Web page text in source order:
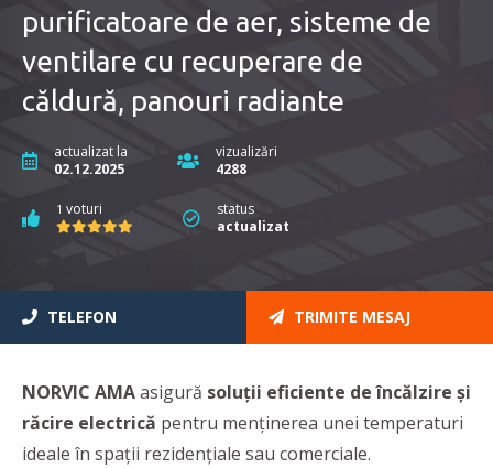
purificatoare de aer, sisteme de
ventilare cu recuperare de
căldură, panouri radiante
actualizat la
02.12.2025
vizualizări
4288
1 voturi
status
actualizat
TELEFON TRIMITE MESAJ
NORVIC AMAasigură soluții eficiente de încălzire și
răcire electrică pentru menținerea unei temperaturi
ideale în spații rezidențiale sau comerciale.